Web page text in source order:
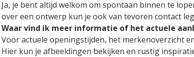
Ja, je bent altijd welkom om spontaan binnen te
over een ontwerp kun je ook van tevoren contact
Waar vind ik meer informatie of het actuele
Voor actuele openingstijden, het merkenoverzicht
Hier kun je afbeeldingen bekijken en rustig